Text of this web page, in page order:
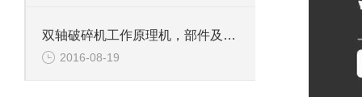
双轴破碎机工作原理机，部件及应用范围
2016-08-19